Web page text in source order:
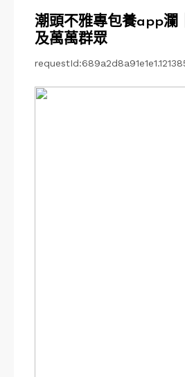
潮頭不雅專包養app瀾
及萬萬群眾